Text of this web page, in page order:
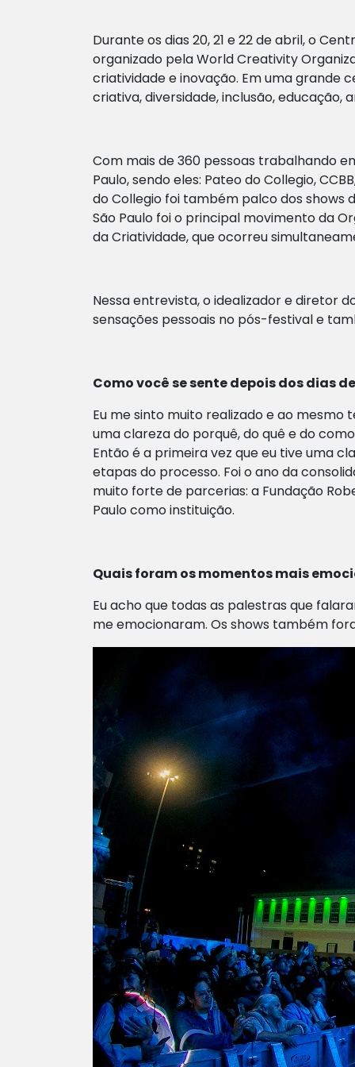
Durante os dias 20, 21 e 22 de abril, o
organizado pela World Creativity
criatividade e inovação. Em uma grande
criativa, diversidade, inclusão, educação,
Com mais de 360 pessoas trabalhando
Paulo, sendo eles: Pateo do Collegio,
do Collegio foi também palco dos shows
São Paulo foi o principal movimento da
da Criatividade, que ocorreu
Nessa entrevista, o idealizador e diretor
sensações pessoais no pós-festival e
Como você se sente depois dos dias
Eu me sinto muito realizado e ao mesmo
uma clareza do porquê, do quê e do
Então é a primeira vez que eu tive uma
etapas do processo. Foi o ano da
muito forte de parcerias: a Fundação
Paulo como instituição.
Quais foram os momentos mais
Eu acho que todas as palestras que
me emocionaram. Os shows também